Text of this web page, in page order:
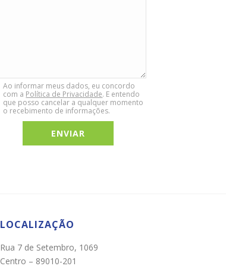
Ao informar meus dados, eu concordo
com a Política de Privacidade. E entendo
que posso cancelar a qualquer momento
o recebimento de informações.
LOCALIZAÇÃO
Rua 7 de Setembro, 1069
Centro – 89010-201
Chat WhatsApp
Por favor, preencha os campos abaixo para
conversar e teremos todo o prazer em